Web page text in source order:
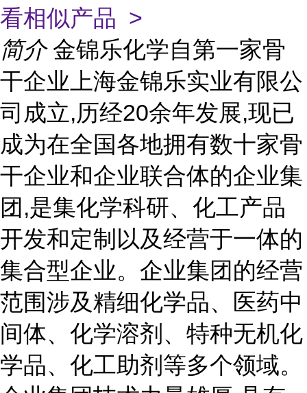
看相似产品 >
简介 金锦乐化学自第一家骨
干企业上海金锦乐实业有限公
司成立,历经20余年发展,现已
成为在全国各地拥有数十家骨
干企业和企业联合体的企业集
团,是集化学科研、化工产品
开发和定制以及经营于一体的
集合型企业。企业集团的经营
范围涉及精细化学品、医药中
间体、化学溶剂、特种无机化
学品、化工助剂等多个领域。